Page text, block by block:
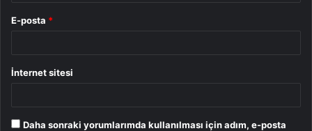
E-posta *
İnternet sitesi
Daha sonraki yorumlarımda kullanılması için adım, e-posta